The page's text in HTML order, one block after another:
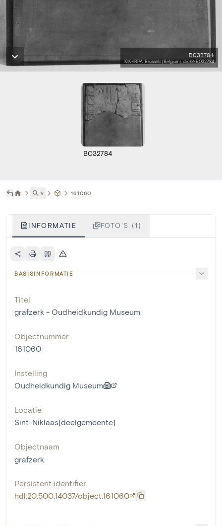
B032784
KIK-IRPA, Brussels (Belgium), cliché B032784
B032784
˅ 161060
INFORMATIE FOTO'S (1)
BASISINFORMATIE
Titel
grafzerk - Oudheidkundig Museum
Objectnummer
161060
Instelling
Oudheidkundig Museum
Locatie
Sint-Niklaas[deelgemeente]
Objectnaam
grafzerk
Persistent identifier
hdl:20.500.14037/object.161060